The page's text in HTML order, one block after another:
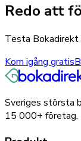
Redo att
Testa Bokadirekt
Kom igång gratis
Sveriges största
15 000+ företag.